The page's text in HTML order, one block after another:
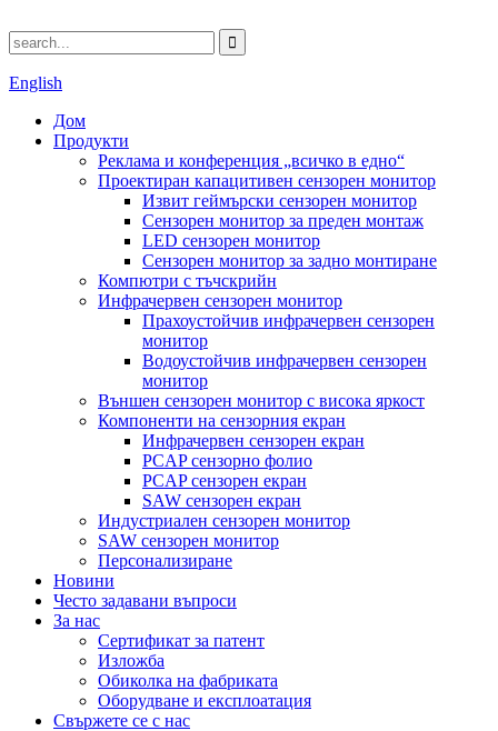
English
Дом
Продукти
Реклама и конференция „всичко в едно“
Проектиран капацитивен сензорен монитор
Извит геймърски сензорен монитор
Сензорен монитор за преден монтаж
LED сензорен монитор
Сензорен монитор за задно монтиране
Компютри с тъчскрийн
Инфрачервен сензорен монитор
Прахоустойчив инфрачервен сензорен
монитор
Водоустойчив инфрачервен сензорен
монитор
Външен сензорен монитор с висока яркост
Компоненти на сензорния екран
Инфрачервен сензорен екран
PCAP сензорно фолио
PCAP сензорен екран
SAW сензорен екран
Индустриален сензорен монитор
SAW сензорен монитор
Персонализиране
Новини
Често задавани въпроси
За нас
Сертификат за патент
Изложба
Обиколка на фабриката
Оборудване и експлоатация
Свържете се с нас